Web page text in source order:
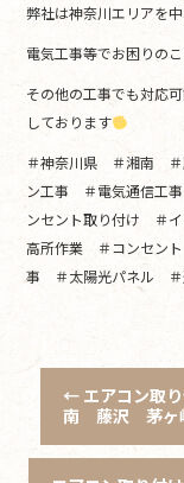
弊社は神奈川エリアを
電気工事等でお困りの
その他の工事でも対応
しております
＃神奈川県 ＃湘南
ン工事 ＃電気通信工
ンセント取り付け ＃
高所作業 ＃コンセン
事 ＃太陽光パネル
← エアコン取
南 藤沢 茅ヶ